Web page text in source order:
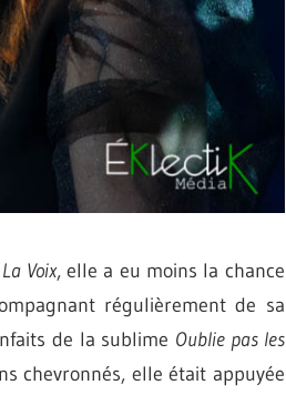
La Voix, elle a eu moins la chance
régulièrement de sa
de la sublime Oublie pas les
chevronnés, elle était appuyée